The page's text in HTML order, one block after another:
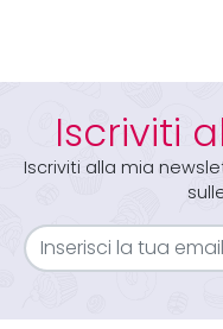
Iscriviti
Iscriviti alla mia